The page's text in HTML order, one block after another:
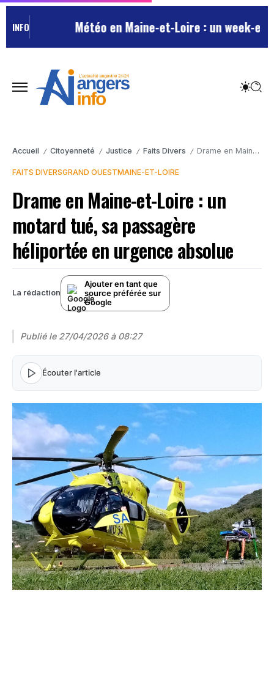
INFO Météo en Maine-et-Loire : un week-
Accueil / Citoyenneté / Justice / Faits Divers / Drame en Maine-et-Loire : un motard tué, sa passagère héliportée en urgence absolue
FAITS DIVERSGRAND OUESTMAINE-ET-LOIRE
Drame en Maine-et-Loire : un
motard tué, sa passagère
héliportée en urgence absolue
La rédaction
Ajouter en tant que
source préférée sur
Google
Publié le 27/04/2026 à 08:27
Écouter l'article